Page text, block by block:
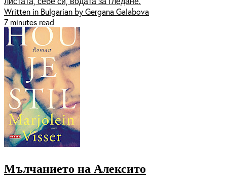
Written in Bulgarian by Gergana Galabova
7 minutes read
Мълчанието на Алексито